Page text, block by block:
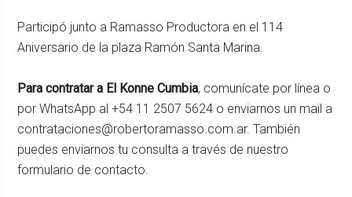
Participó junto a Ramasso Productora en el 114
Aniversario de la plaza Ramón Santa Marina.
Para contratar a El Konne Cumbia, comunícate por línea o
por WhatsApp al +54 11 2507 5624 o enviarnos un mail a
contrataciones@robertoramasso.com.ar. También
puedes enviarnos tu consulta a través de nuestro
formulario de contacto.